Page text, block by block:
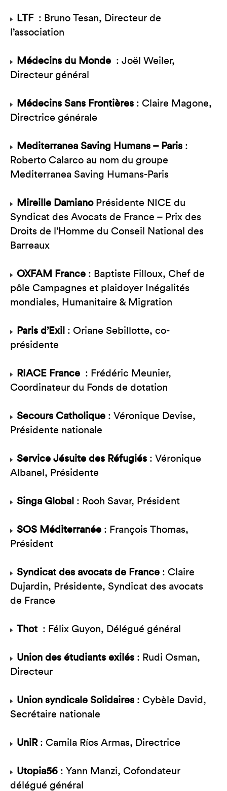
LTF : Bruno Tesan, Directeur de
l’association
Médecins du Monde : Joël Weiler,
Directeur général
Médecins Sans Frontières : Claire Magone,
Directrice générale
Mediterranea Saving Humans – Paris :
Roberto Calarco au nom du groupe
Mediterranea Saving Humans-Paris
Mireille DamianoPrésidente NICE du
Syndicat des Avocats de France – Prix des
Droits de l’Homme du Conseil National des
Barreaux
OXFAM France : Baptiste Filloux, Chef de
pôle Campagnes et plaidoyer Inégalités
mondiales, Humanitaire & Migration
Paris d’Exil : Oriane Sebillotte, co-
présidente
RIACE France : Frédéric Meunier,
Coordinateur du Fonds de dotation
Secours Catholique : Véronique Devise,
Présidente nationale
Service Jésuite des Réfugiés : Véronique
Albanel, Présidente
Singa Global : Rooh Savar, Président
SOS Méditerranée : François Thomas,
Président
Syndicat des avocats de France : Claire
Dujardin, Présidente, Syndicat des avocats
de France
Thot : Félix Guyon, Délégué général
Union des étudiants exilés : Rudi Osman,
Directeur
Union syndicale Solidaires : Cybèle David,
Secrétaire nationale
UniR: Camila Ríos Armas, Directrice
Utopia56 : Yann Manzi, Cofondateur
délégué général